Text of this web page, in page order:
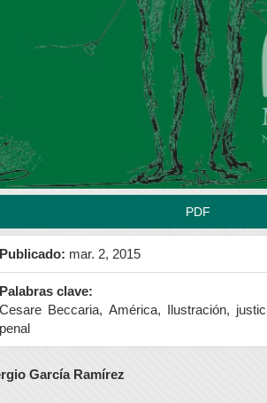
PDF
Publicado: mar. 2, 2015
Palabras clave:
Cesare Beccaria, América, Ilustración,
penal
García Ramírez